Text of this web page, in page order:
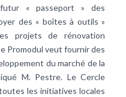
« passeport » des
des « boîtes à outils »
projets de rénovation
Promodul veut fournir des
du marché de la
M. Pestre. Le Cercle
les initiatives locales